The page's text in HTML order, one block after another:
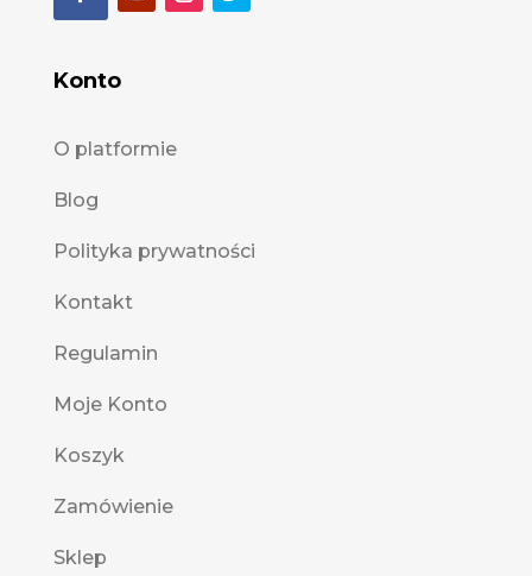
Konto
O platformie
Blog
Polityka prywatności
Kontakt
Regulamin
Moje Konto
Koszyk
Zamówienie
Sklep